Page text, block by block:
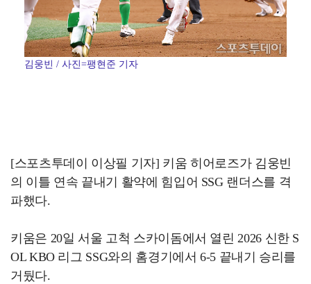
김웅빈 / 사진=팽현준 기자
[스포츠투데이 이상필 기자] 키움 히어로즈가 김웅빈
의 이틀 연속 끝내기 활약에 힘입어 SSG 랜더스를 격
파했다.
키움은 20일 서울 고척 스카이돔에서 열린 2026 신한 S
OL KBO 리그 SSG와의 홈경기에서 6-5 끝내기 승리를
거뒀다.